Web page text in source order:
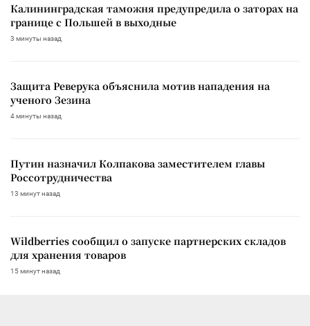
Калининградская таможня предупредила о заторах на
границе с Польшей в выходные
3 минуты назад
Защита Реверука объяснила мотив нападения на
ученого Зезина
4 минуты назад
Путин назначил Колпакова заместителем главы
Россотрудничества
13 минут назад
Wildberries сообщил о запуске партнерских складов
для хранения товаров
15 минут назад